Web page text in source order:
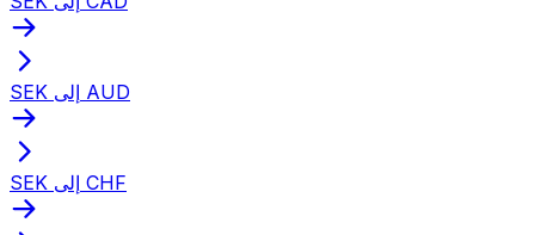
SEK إلى AUD
SEK إلى CHF